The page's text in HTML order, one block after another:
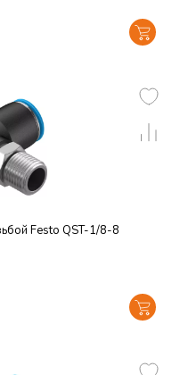
Festo QST-1/8-8